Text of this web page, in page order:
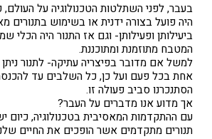
בעבר, לפני השתלטות הטכנולוגיה על
היה פועל בצורה ידנית או בשימוש בתנורים
ביעילותן ופעילותן- וגם אז התנור היה הכלי
המטבח מתוזמנת ומתוכננת.
למשל אם מדובר בפיצריה עתיקה- לתנור
אחת בכל פעם ועל כן, כל השלבים עד
הסתנכרנו סביב פעולה זו.
אך מדוע אנו מדברים על העבר?
עם ההתקדמות המאסיבית בטכנולוגיה, כיום
תנורים מתקדמים אשר הופכים את החיים